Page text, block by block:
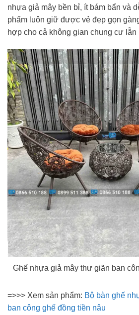
nhựa giả mây bền bỉ, ít bám bẩn và
phẩm luôn giữ được vẻ đẹp gọn
hợp cho cả không gian chung cư lẫn
Ghế nhựa giả mây thư giãn ban
=>>> Xem sản phẩm: Bộ bàn ghế
ban công ghế đồng tiền nâu